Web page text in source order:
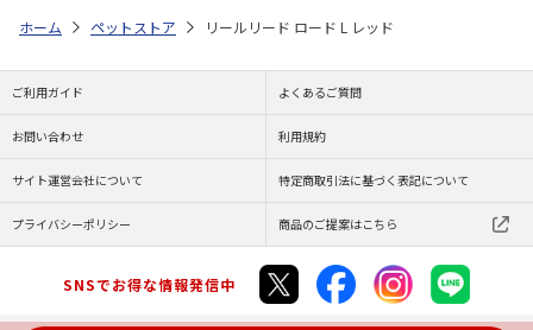
ホーム ペットストア リールリード ロード L レッド
ご利用ガイド よくあるご質問
お問い合わせ 利用規約
サイト運営会社について 特定商取引法に基づく表記について
プライバシーポリシー 商品のご提案はこちら
SNSでお得な情報発信中